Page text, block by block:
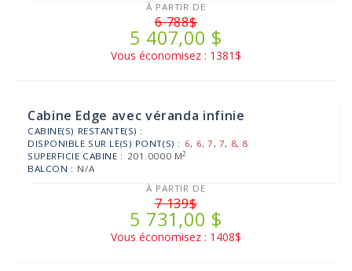
À PARTIR DE
6 788$
5 407,00 $
Vous économisez : 1381$
Cabine Edge avec véranda infinie
CABINE(S) RESTANTE(S) :
DISPONIBLE SUR LE(S) PONT(S) : 6, 6,7, 7, 8, 8
SUPERFICIE CABINE : 201.0000 M2
BALCON : N/A
À PARTIR DE
7 139$
5 731,00 $
Vous économisez : 1408$